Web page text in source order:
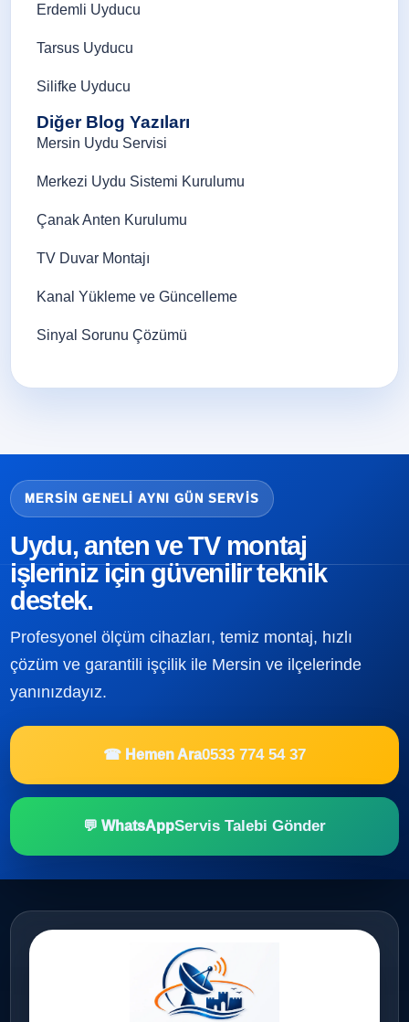
Erdemli Uyducu
Tarsus Uyducu
Silifke Uyducu
Diğer Blog Yazıları
Mersin Uydu Servisi
Merkezi Uydu Sistemi Kurulumu
Çanak Anten Kurulumu
TV Duvar Montajı
Kanal Yükleme ve Güncelleme
Sinyal Sorunu Çözümü
MERSIN GENELI AYNI GÜN SERVIS
Uydu, anten ve TV montaj
işleriniz için güvenilir teknik
destek.
Profesyonel ölçüm cihazları, temiz montaj, hızlı
çözüm ve garantili işçilik ile Mersin ve ilçelerinde
yanınızdayız.
☎ Hemen Ara0533 774 54 37
💬 WhatsAppServis Talebi Gönder